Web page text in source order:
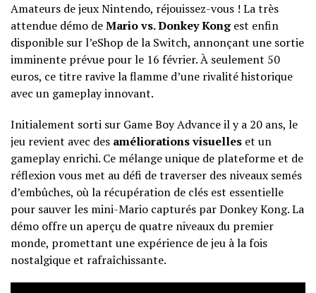
Amateurs de jeux Nintendo, réjouissez-vous ! La très
attendue démo deMario vs. Donkey Kongest enfin
disponible sur l’eShop de la Switch, annonçant une sortie
imminente prévue pour le 16 février. À seulement 50
euros, ce titre ravive la flamme d’une rivalité historique
avec un gameplay innovant.
Initialement sorti sur Game Boy Advance il y a 20 ans, le
jeu revient avec des améliorations visuelles et un
gameplay enrichi. Ce mélange unique de plateforme et de
réflexion vous met au défi de traverser des niveaux semés
d’embûches, où la récupération de clés est essentielle
pour sauver les mini-Mario capturés par Donkey Kong. La
démo offre un aperçu de quatre niveaux du premier
monde, promettant une expérience de jeu à la fois
nostalgique et rafraîchissante.